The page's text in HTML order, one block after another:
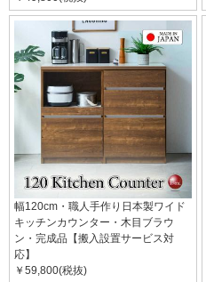
幅120cm・職人手作り日本製ワイド
キッチンカウンター・木目ブラウ
ン・完成品【搬入設置サービス対
応】
￥59,800(税抜)